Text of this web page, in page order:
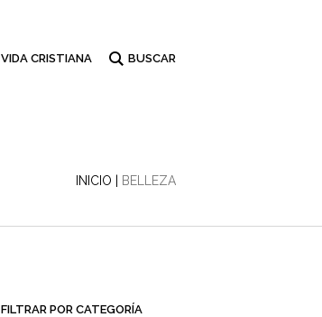
VIDA CRISTIANA
INICIO BELLEZA
FILTRAR POR CATEGORÍA